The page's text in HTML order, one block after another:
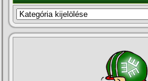
KATEGÓRIÁK